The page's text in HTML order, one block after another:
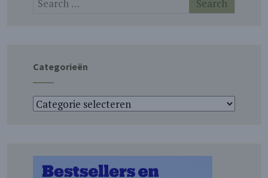
Categorieën
Categorieën